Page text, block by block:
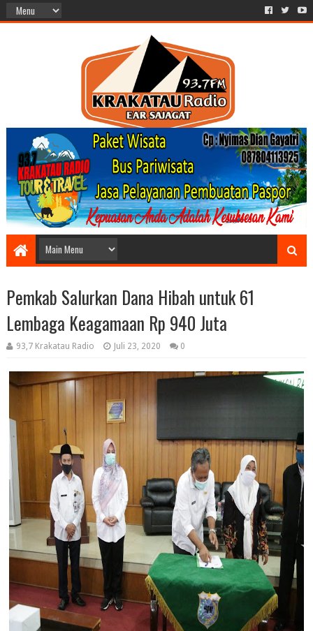
Pemkab Salurkan Dana Hibah untuk 61
Lembaga Keagamaan Rp 940 Juta
93,7 Krakatau Radio Juli 23, 2020 0